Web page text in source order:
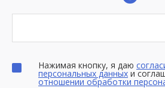
Нажимая кнопку, я даю
персональных данных и
отношении обработки